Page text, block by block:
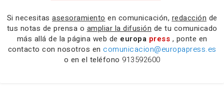
Si necesitas asesoramiento en comunicación, redacción de
tus notas de prensa o ampliar la difusión de tu comunicado
más allá de la página web de europa press , ponte en
contacto con nosotros en comunicacion@europapress.es
o en el teléfono 913592600